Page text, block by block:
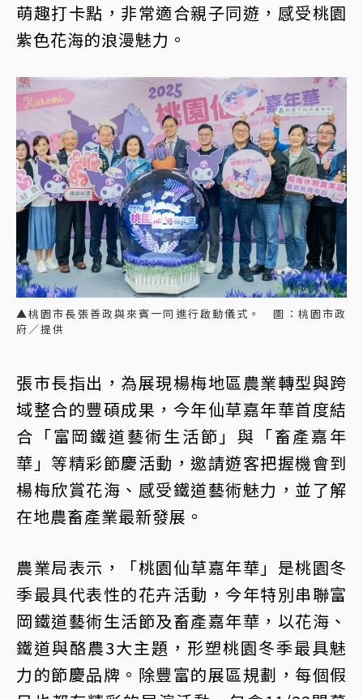
萌趣打卡點，非常適合親子同遊，感受桃園
紫色花海的浪漫魅力。
▲桃園市長張善政與來賓一同進行啟動儀式。 圖：桃園市政
府／提供
張市長指出，為展現楊梅地區農業轉型與跨
域整合的豐碩成果，今年仙草嘉年華首度結
合「富岡鐵道藝術生活節」與「畜產嘉年
華」等精彩節慶活動，邀請遊客把握機會到
楊梅欣賞花海、感受鐵道藝術魅力，並了解
在地農畜產業最新發展。
農業局表示，「桃園仙草嘉年華」是桃園冬
季最具代表性的花卉活動，今年特別串聯富
岡鐵道藝術生活節及畜產嘉年華，以花海、
鐵道與酪農3大主題，形塑桃園冬季最具魅
力的節慶品牌。除豐富的展區規劃，每個假